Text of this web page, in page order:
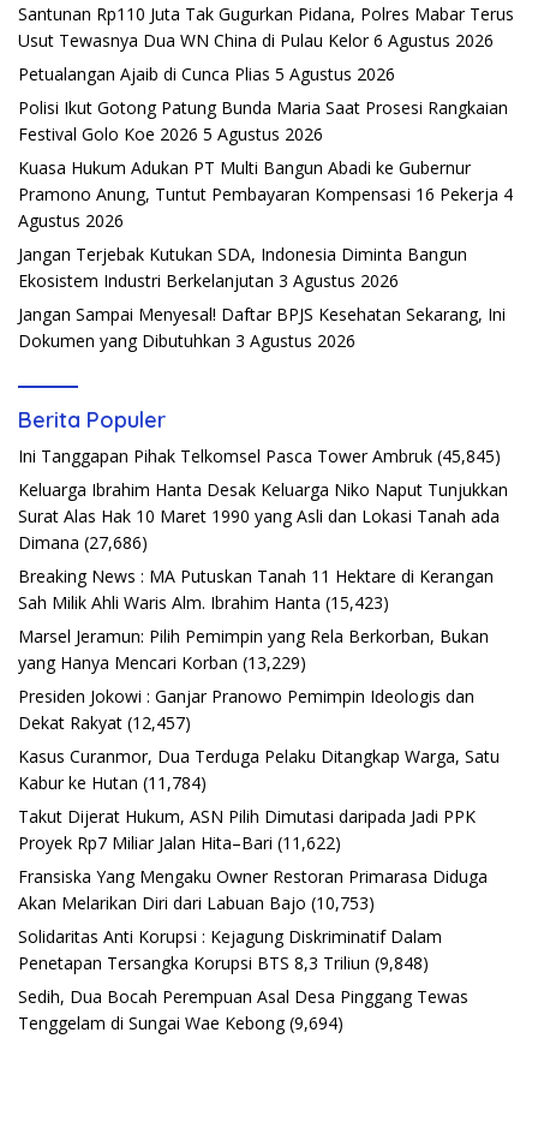
Santunan Rp110 Juta Tak Gugurkan Pidana, Polres Mabar Terus
Usut Tewasnya Dua WN China di Pulau Kelor 6 Agustus 2026
Petualangan Ajaib di Cunca Plias 5 Agustus 2026
Polisi Ikut Gotong Patung Bunda Maria Saat Prosesi Rangkaian
Festival Golo Koe 2026 5 Agustus 2026
Kuasa Hukum Adukan PT Multi Bangun Abadi ke Gubernur
Pramono Anung, Tuntut Pembayaran Kompensasi 16 Pekerja 4
Agustus 2026
Jangan Terjebak Kutukan SDA, Indonesia Diminta Bangun
Ekosistem Industri Berkelanjutan 3 Agustus 2026
Jangan Sampai Menyesal! Daftar BPJS Kesehatan Sekarang, Ini
Dokumen yang Dibutuhkan 3 Agustus 2026
Berita Populer
Ini Tanggapan Pihak Telkomsel Pasca Tower Ambruk (45,845)
Keluarga Ibrahim Hanta Desak Keluarga Niko Naput Tunjukkan
Surat Alas Hak 10 Maret 1990 yang Asli dan Lokasi Tanah ada
Dimana (27,686)
Breaking News : MA Putuskan Tanah 11 Hektare di Kerangan
Sah Milik Ahli Waris Alm. Ibrahim Hanta (15,423)
Marsel Jeramun: Pilih Pemimpin yang Rela Berkorban, Bukan
yang Hanya Mencari Korban (13,229)
Presiden Jokowi : Ganjar Pranowo Pemimpin Ideologis dan
Dekat Rakyat (12,457)
Kasus Curanmor, Dua Terduga Pelaku Ditangkap Warga, Satu
Kabur ke Hutan (11,784)
Takut Dijerat Hukum, ASN Pilih Dimutasi daripada Jadi PPK
Proyek Rp7 Miliar Jalan Hita–Bari (11,622)
Fransiska Yang Mengaku Owner Restoran Primarasa Diduga
Akan Melarikan Diri dari Labuan Bajo (10,753)
Solidaritas Anti Korupsi : Kejagung Diskriminatif Dalam
Penetapan Tersangka Korupsi BTS 8,3 Triliun (9,848)
Sedih, Dua Bocah Perempuan Asal Desa Pinggang Tewas
Tenggelam di Sungai Wae Kebong (9,694)